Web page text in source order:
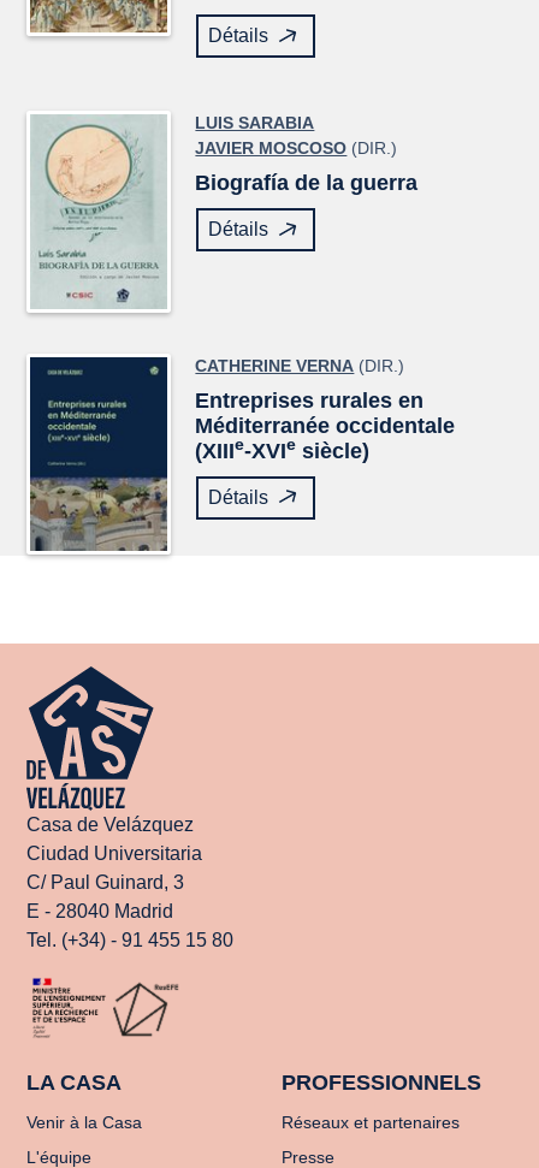
Détails
LUIS SARABIA
JAVIER MOSCOSO (DIR.)
Biografía de la guerra
Détails
CATHERINE VERNA (DIR.)
Entreprises rurales en
Méditerranée occidentale
(XIIIe-XVIe siècle)
Détails
Casa de Velázquez
Ciudad Universitaria
C/ Paul Guinard, 3
E - 28040 Madrid
Tel. (+34) - 91 455 15 80
LA CASA
Venir à la Casa
L'équipe
PROFESSIONNELS
Réseaux et partenaires
Presse